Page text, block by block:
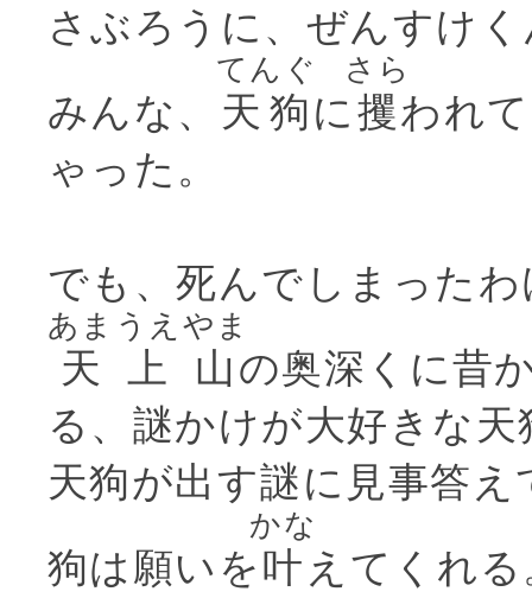
さぶろうに、ぜんすけ
みんな、 天狗
てんぐ
に攫
さら
われ
ゃった。
でも、死んでしまった
天上山
あまうえやま
の奥深くに昔
る、謎かけが大好きな天
天狗が出す謎に見事答
狗は願いを叶
かな
えてくれ